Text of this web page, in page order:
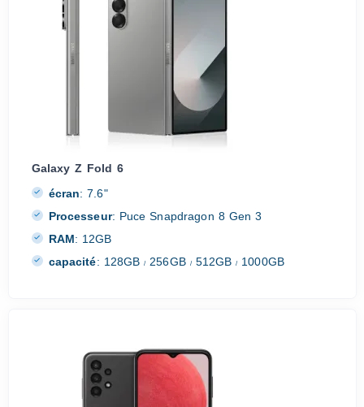
Galaxy Z Fold 6
écran: 7.6"
Processeur: Puce Snapdragon 8 Gen 3
RAM: 12GB
capacité: 128GB/ 256GB /512GB/ 1000GB